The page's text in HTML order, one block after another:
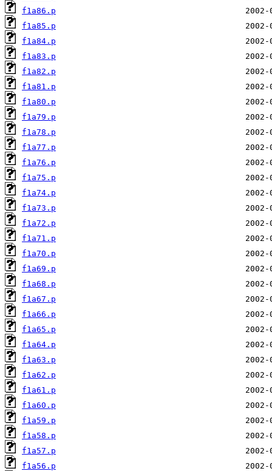
f1a86.p
f1a85.p
f1a84.p
f1a83.p
f1a82.p
f1a81.p
f1a80.p
f1a79.p
f1a78.p
f1a77.p
f1a76.p
f1a75.p
f1a74.p
f1a73.p
f1a72.p
f1a71.p
f1a70.p
f1a69.p
f1a68.p
f1a67.p
f1a66.p
f1a65.p
f1a64.p
f1a63.p
f1a62.p
f1a61.p
f1a60.p
f1a59.p
f1a58.p
f1a57.p
f1a56.p